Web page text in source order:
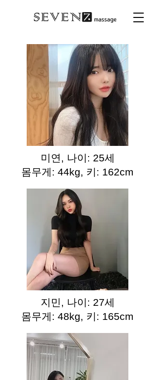
미연, 나이: 25세
몸무게: 44kg, 키: 162cm
지민, 나이: 27세
몸무게: 48kg, 키: 165cm